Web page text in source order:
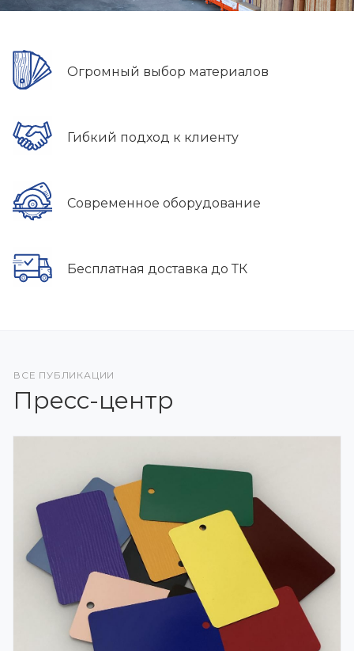
Огромный выбор материалов
Гибкий подход к клиенту
Современное оборудование
Бесплатная доставка до ТК
ВСЕ ПУБЛИКАЦИИ
Пресс-центр